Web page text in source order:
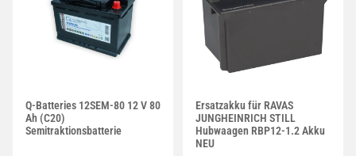
Q-Batteries 12SEM-80 12 V 80
Ah (C20)
Semitraktionsbatterie
Ersatzakku für RAVAS
JUNGHEINRICH STILL
Hubwaagen RBP12-1.2 Akku
NEU